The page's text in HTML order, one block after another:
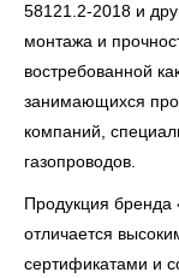
58121.2-2018 и
монтажа и
востребованной
занимающихся
компаний,
газопроводов.
Продукция бренда
отличается
сертификатами и